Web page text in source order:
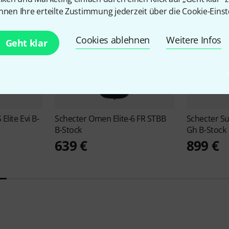
Ihre erteilte Zustimmung jederzeit über die Cookie-
Geht klar Cookies ablehnen Weitere Infos
Elite Evi B- Schecter Omen Elite-6 FR STBB
B-Stock
639 €
Schecter
Gh B-Stock
899 €